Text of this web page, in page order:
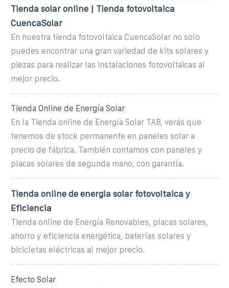
Tienda solar online | Tienda fotovoltaica
CuencaSolar
En nuestra tienda fotovoltaica CuencaSolar no solo
puedes encontrar una gran variedad de kits solares y
piezas para realizar las instalaciones fotovoltaicas al
mejor precio.
Tienda Online de Energía Solar
En la Tienda online de Energía Solar TAB, verás que
tenemos de stock permanente en paneles solar a
precio de fábrica. También contamos con paneles y
placas solares de segunda mano, con garantía.
Tienda online de energia solar fotovoltaica y
Eficiencia
Tienda online de Energía Renovables, placas solares,
ahorro y eficiencia energética, baterías solares y
bicicletas eléctricas al mejor precio.
Efecto Solar